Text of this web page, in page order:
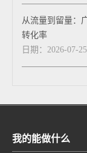
从流量到留量：
转化率
日期：2026-07-25
我的能做什么